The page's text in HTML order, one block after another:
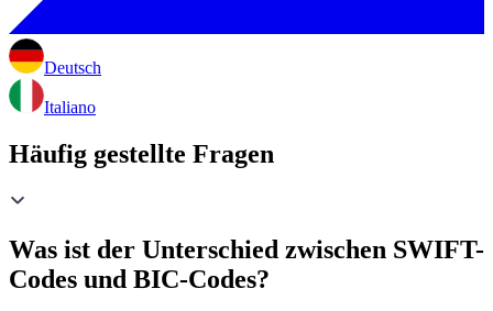
Deutsch
Italiano
Häufig gestellte Fragen
Was ist der Unterschied zwischen SWIFT-
Codes und BIC-Codes?